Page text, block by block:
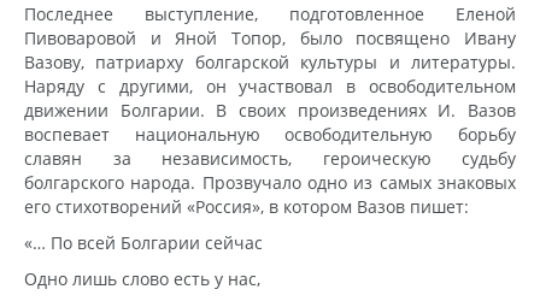
Последнее выступление, подготовленное Еленой
Пивоваровой и Яной Топор, было посвящено Ивану
Вазову, патриарху болгарской культуры и литературы.
Наряду с другими, он участвовал в освободительном
движении Болгарии. В своих произведениях И. Вазов
воспевает национальную освободительную борьбу
славян за независимость, героическую судьбу
болгарского народа. Прозвучало одно из самых знаковых
его стихотворений «Россия», в котором Вазов пишет:
«… По всей Болгарии сейчас
Одно лишь слово есть у нас,